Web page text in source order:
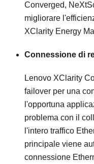
Converged,
migliorare
XClarity Energy
Connessione di
Lenovo XClarity
failover per una
l'opportuna
problema con il
l'intero traffico
principale viene
connessione